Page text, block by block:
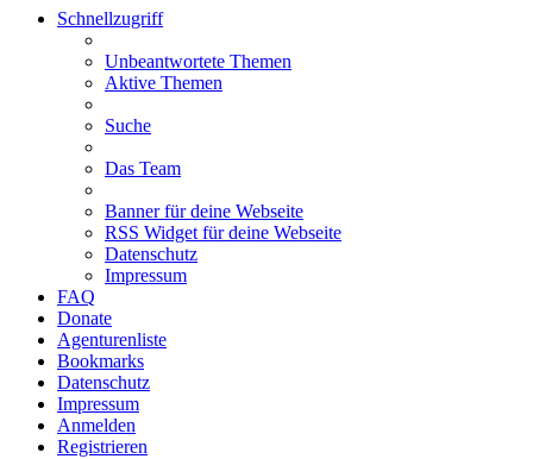
Schnellzugriff
Unbeantwortete Themen
Aktive Themen
Suche
Das Team
Banner für deine Webseite
RSS Widget für deine Webseite
Datenschutz
Impressum
FAQ
Donate
Agenturenliste
Bookmarks
Datenschutz
Impressum
Anmelden
Registrieren